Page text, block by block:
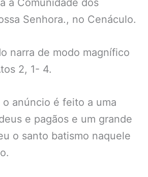
Senhora., no Cenáculo.
narra de modo magnífico
2, 1- 4.
o anúncio é feito a uma
e pagãos e um grande
o santo batismo naquele